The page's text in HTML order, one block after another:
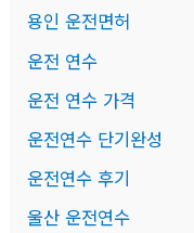
용인 운전면허
운전 연수
운전 연수 가격
운전연수 단기완성
운전연수 후기
울산 운전연수